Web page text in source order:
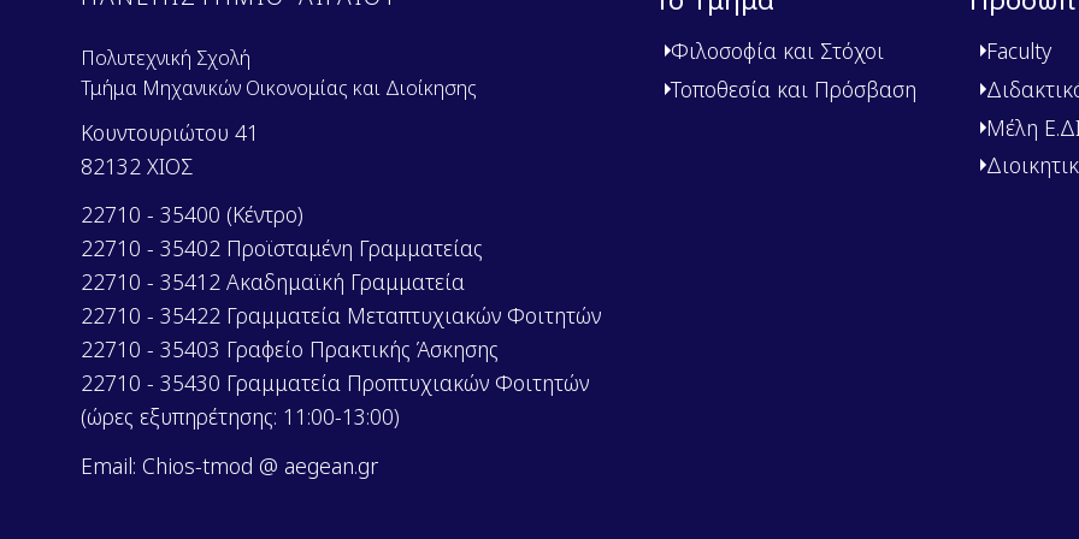
Πολυτεχνική Σχολή
Τμήμα Μηχανικών Οικονομίας και Διοίκησης
Κουντουριώτου 41
82132 ΧΙΟΣ
22710 - 35400 (Κέντρο)
22710 - 35402 Προϊσταμένη Γραμματείας
22710 - 35412 Ακαδημαϊκή Γραμματεία
22710 - 35422 Γραμματεία Μεταπτυχιακών Φοιτητών
22710 - 35403 Γραφείο Πρακτικής Άσκησης
22710 - 35430 Γραμματεία Προπτυχιακών Φοιτητών
(ώρες εξυπηρέτησης: 11:00-13:00)
Email: Chios-tmod @ aegean.gr
Φιλοσοφία και Στόχοι
Τοποθεσία και Πρόσβαση
Faculty
Μέλη